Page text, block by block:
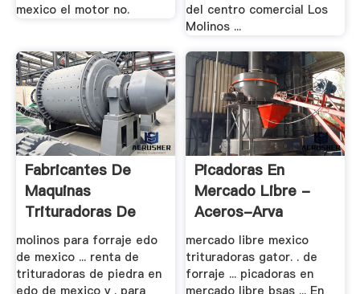
mexico el motor no.
del centro comercial Los
Molinos ...
Fabricantes De
Maquinas
Trituradoras De
Forraje .
molinos para forraje edo
de mexico ... renta de
trituradoras de piedra en
Picadoras En
Mercado Libre -
Aceros-Arva
mercado libre mexico
trituradoras gator. . de
forraje ... picadoras en